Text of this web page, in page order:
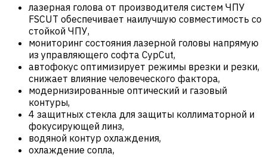
лазерная голова от производителя систем ЧПУ
FSCUT обеспечивает наилучшую совместимость со
стойкой ЧПУ,
мониторинг состояния лазерной головы напрямую
из управляющего софта CypCut,
автофокус оптимизирует режимы врезки и резки,
снижает влияние человеческого фактора,
модернизированные оптический и газовый
контуры,
4 защитных стекла для защиты коллиматорной и
фокусирующей линз,
водяной контур охлаждения,
охлаждение сопла,